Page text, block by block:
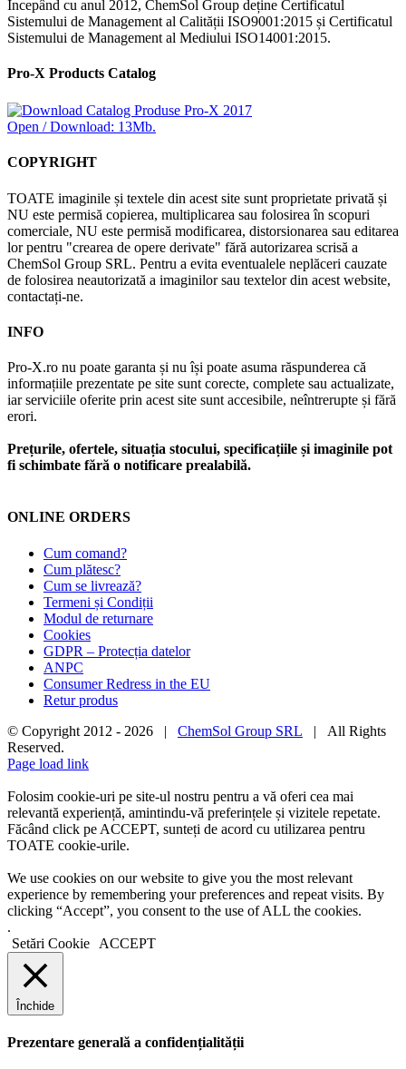
Începând cu anul 2012, ChemSol Group deține Certificatul
Sistemului de Management al Calității ISO9001:2015 și Certificatul
Sistemului de Management al Mediului ISO14001:2015.
Pro-X Products Catalog
Open / Download: 13Mb.
COPYRIGHT
TOATE imaginile și textele din acest site sunt proprietate privată și
NU este permisă copierea, multiplicarea sau folosirea în scopuri
comerciale, NU este permisă modificarea, distorsionarea sau editarea
lor pentru "crearea de opere derivate" fără autorizarea scrisă a
ChemSol Group SRL. Pentru a evita eventualele neplăceri cauzate
de folosirea neautorizată a imaginilor sau textelor din acest website,
contactați-ne.
INFO
Pro-X.ro nu poate garanta și nu își poate asuma răspunderea că
informațiile prezentate pe site sunt corecte, complete sau actualizate,
iar serviciile oferite prin acest site sunt accesibile, neîntrerupte și fără
erori.
Prețurile, ofertele, situația stocului, specificațiile și imaginile pot
fi schimbate fără o notificare prealabilă.
ONLINE ORDERS
Cum comand?
Cum plătesc?
Cum se livrează?
Termeni și Condiții
Modul de returnare
Cookies
GDPR – Protecția datelor
ANPC
Consumer Redress in the EU
Retur produs
© Copyright 2012 - 2026 | ChemSol Group SRL | All Rights
Reserved.
Page load link
Folosim cookie-uri pe site-ul nostru pentru a vă oferi cea mai
relevantă experiență, amintindu-vă preferințele și vizitele repetate.
Făcând click pe ACCEPT, sunteți de acord cu utilizarea pentru
TOATE cookie-urile.
We use cookies on our website to give you the most relevant
experience by remembering your preferences and repeat visits. By
clicking “Accept”, you consent to the use of ALL the cookies.
.
Setări Cookie
ACCEPT
Închide
Prezentare generală a confidențialității